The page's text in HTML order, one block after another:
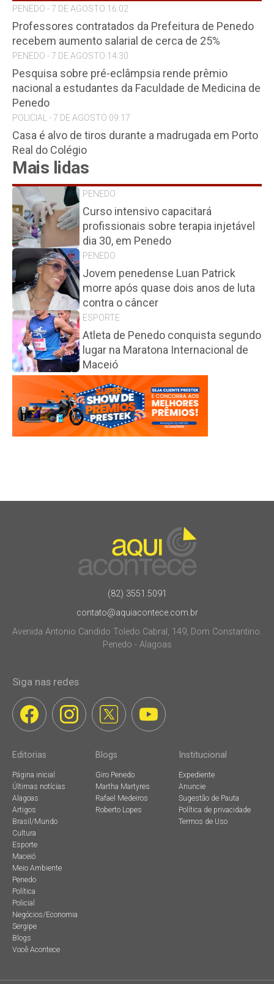
PENEDO - 7 DE AGOSTO 16:02
Professores contratados da Prefeitura de Penedo
recebem aumento salarial de cerca de 25%
PENEDO - 7 DE AGOSTO 14:30
Pesquisa sobre pré-eclâmpsia rende prêmio
nacional a estudantes da Faculdade de Medicina de
Penedo
POLICIAL - 7 DE AGOSTO 09:17
Casa é alvo de tiros durante a madrugada em Porto
Real do Colégio
Mais lidas
PENEDO
Curso intensivo capacitará
profissionais sobre terapia injetável
dia 30, em Penedo
PENEDO
Jovem penedense Luan Patrick
morre após quase dois anos de luta
contra o câncer
ESPORTE
Atleta de Penedo conquista segundo
lugar na Maratona Internacional de
Maceió
(82) 3551.5091
contato@aquiacontece.com.br
Avenida Antonio Candido Toledo Cabral, 149, Dom Constantino.
Penedo - Alagoas
Siga nas redes
Editorias
Página inicial
Últimas notícias
Alagoas
Artigos
Brasil/Mundo
Cultura
Esporte
Maceió
Meio Ambiente
Penedo
Política
Policial
Negócios/Economia
Sergipe
Blogs
Você Acontece
Blogs
Giro Penedo
Martha Martyres
Rafael Medeiros
Roberto Lopes
Institucional
Expediente
Anuncie
Sugestão de Pauta
Política de privacidade
Termos de Uso